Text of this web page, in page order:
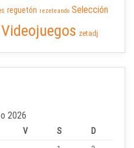
reguetón rezeteando Selección
Videojuegos zetadj
2026
V S
D